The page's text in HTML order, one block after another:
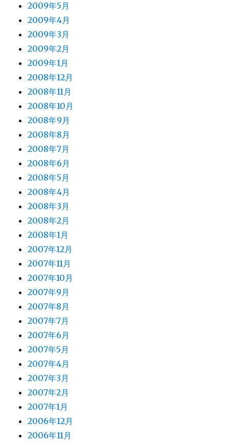
2009年5月
2009年4月
2009年3月
2009年2月
2009年1月
2008年12月
2008年11月
2008年10月
2008年9月
2008年8月
2008年7月
2008年6月
2008年5月
2008年4月
2008年3月
2008年2月
2008年1月
2007年12月
2007年11月
2007年10月
2007年9月
2007年8月
2007年7月
2007年6月
2007年5月
2007年4月
2007年3月
2007年2月
2007年1月
2006年12月
2006年11月